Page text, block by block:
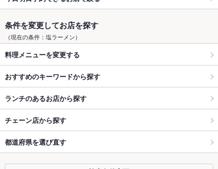
条件を変更してお店を探す
（現在の条件：塩ラーメン）
料理メニューを変更する
おすすめのキーワードから探す
ランチのあるお店から探す
チェーン店から探す
都道府県を選び直す